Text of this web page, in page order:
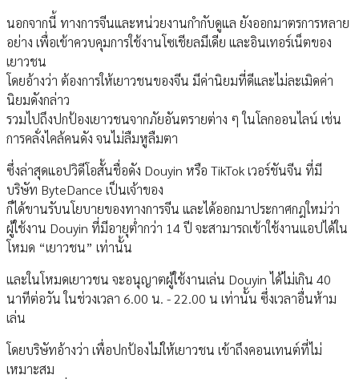
นอกจากนี้ ทางการจีนและหน่วยงานกำกับดูแล ยังออกมาตรการหลาย
อย่าง เพื่อเข้าควบคุมการใช้งานโซเชียลมีเดีย และอินเทอร์เน็ตของ
เยาวชน
โดยอ้างว่า ต้องการให้เยาวชนของจีน มีค่านิยมที่ดีและไม่ละเมิดค่า
นิยมดังกล่าว
รวมไปถึงปกป้องเยาวชนจากภัยอันตรายต่าง ๆ ในโลกออนไลน์ เช่น
การคลั่งไคล้คนดัง จนไม่ลืมหูลืมตา
ซึ่งล่าสุดแอปวิดีโอสั้นชื่อดัง Douyin หรือ TikTok เวอร์ชันจีน ที่มี
บริษัท ByteDance เป็นเจ้าของ
ก็ได้ขานรับนโยบายของทางการจีน และได้ออกมาประกาศกฎใหม่ว่า
ผู้ใช้งาน Douyin ที่มีอายุต่ำกว่า 14 ปี จะสามารถเข้าใช้งานแอปได้ใน
โหมด “เยาวชน” เท่านั้น
และในโหมดเยาวชน จะอนุญาตผู้ใช้งานเล่น Douyin ได้ไม่เกิน 40
นาทีต่อวัน ในช่วงเวลา 6.00 น. - 22.00 น เท่านั้น ซึ่งเวลาอื่นห้าม
เล่น
โดยบริษัทอ้างว่า เพื่อปกป้องไม่ให้เยาวชน เข้าถึงคอนเทนต์ที่ไม่
เหมาะสม